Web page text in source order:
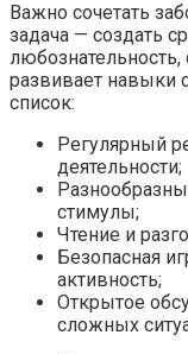
Важно сочетать
задача — создать
любознательность,
развивает навыки
списoк:
Регулярный
деятельности;
стимулы;
Чтение и
Безопасная
активность;
Открытое
сложных